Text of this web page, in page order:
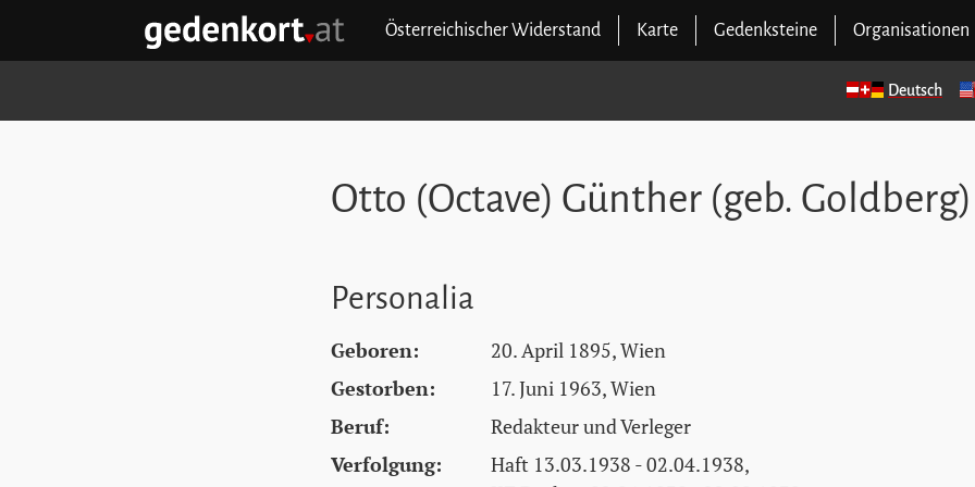
Zum Hauptinhalt springen
Zum Hauptmenü springen
Zu den Quicklinks springen
GEDENKORT - STARTSEITE
Österreichischer Widerstand Karte Gedenksteine Organisationen
Deutsch
Otto (Octave) Günther (geb. Goldberg)
Personalia
Geboren:
20. April 1895, Wien
Gestorben:
17. Juni 1963, Wien
Beruf:
Redakteur und Verleger
Verfolgung:
Haft 13.03.1938 - 02.04.1938,